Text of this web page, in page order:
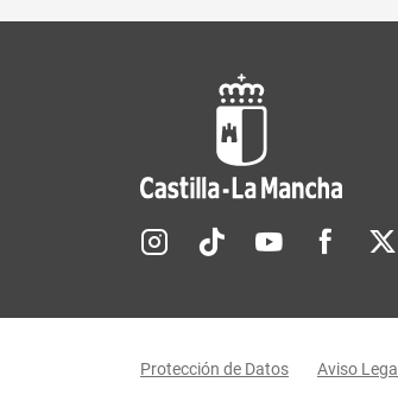
Redes sociales JCCM
Protección de Datos Aviso Legal